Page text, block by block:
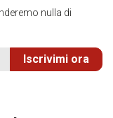
nulla di
Iscrivimi ora